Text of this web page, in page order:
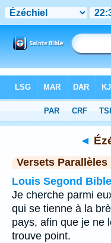
Chapitre 22> Verset 30
◄
Versets Parallèles
Louis Segond Bible
Je cherche parmi
qui se tienne à la
pays, afin que je ne
trouve point.